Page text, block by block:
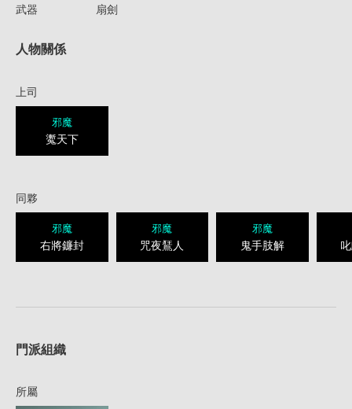
武器 扇劍
人物關係
上司
邪魔
魙天下
同夥
邪魔
右將鐮封
邪魔
咒夜鵟人
邪魔
鬼手肢解
門派組織
所屬